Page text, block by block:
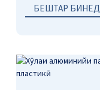
БЕШТАР БИНЕД